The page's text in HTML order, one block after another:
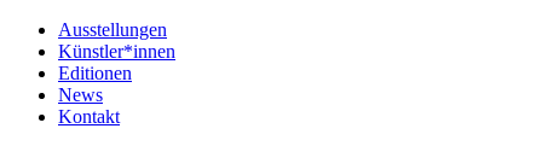
Ausstellungen
Künstler*innen
Editionen
News
Kontakt